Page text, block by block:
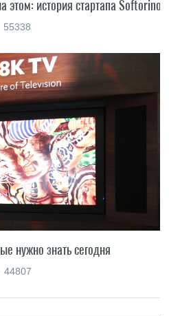
этом: история стартапа Softorino
нужно знать сегодня